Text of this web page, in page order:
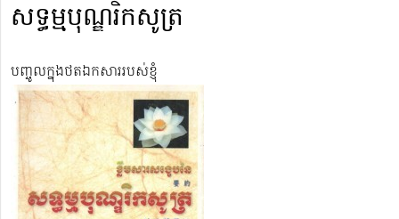
សទ្ធម្មបុណ្ឌរិកសូត្រ
បញ្ចូលក្នុងថតឯកសាររបស់ខ្ញុំ